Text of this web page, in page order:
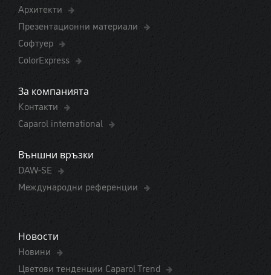
Архитекти
Презентационни материали
Софтуер
ColorExpress
За компанията
Контакти
Caparol international
Външни връзки
DAW-SE
Международни референции
Новости
Новини
Цветови тенденции Caparol Trend